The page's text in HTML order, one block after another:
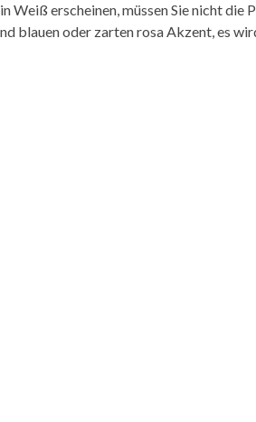
Weiß erscheinen, müssen Sie nicht
blauen oder zarten rosa Akzent, es